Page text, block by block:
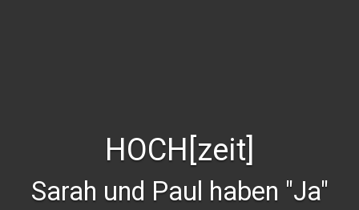
HOCH[zeit]
Sarah und Paul haben "Ja"